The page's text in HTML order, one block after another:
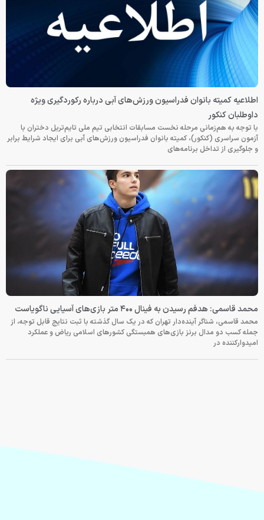
اطلاعیه کمیته بانوان فدراسیون ورزش‌های آبی درباره رکوردگیری ویژه
داوطلبان کنکور
با توجه به هم‌زمانی مرحله نخست مسابقات انتخابی تیم ملی تایم‌تریل دختران با
آزمون سراسری (کنکور)، کمیته بانوان فدراسیون ورزش‌های آبی برای ایجاد شرایط برابر
و جلوگیری از تداخل برنامه‌های
محمد قاسمی: هدفم رسیدن به فینال ۴۰۰ متر بازی‌های آسیایی ناگویاست
محمد قاسمی، شناگر آینده‌دار تهران که در یک سال گذشته با ثبت نتایج قابل توجه، از
جمله کسب دو مدال برنز بازی‌های همبستگی کشورهای اسلامی ریاض و عملکرد
امیدوارکننده در